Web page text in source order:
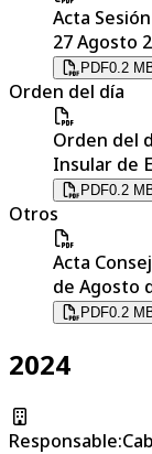
Acta
27 Agosto
PDF0.2
Orden del día
Orden del
Insular de
PDF0.2
Otros
Acta
de Agosto
PDF0.2
2024
Responsable: